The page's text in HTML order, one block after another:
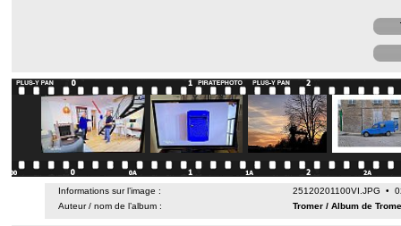
Informations sur l’image :
25120201100VI.JPG •
Auteur / nom de l’album :
Tromer / Album de